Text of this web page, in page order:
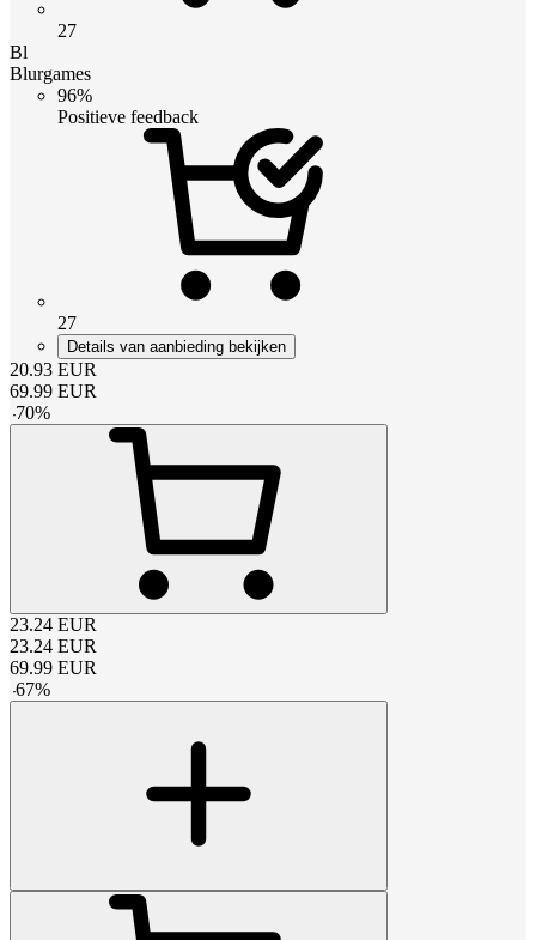
27
Bl
Blurgames
96%
Positieve feedback
27
Details van aanbieding bekijken
20.93 EUR
69.99 EUR
-70%
23.24 EUR
23.24 EUR
69.99 EUR
-67%